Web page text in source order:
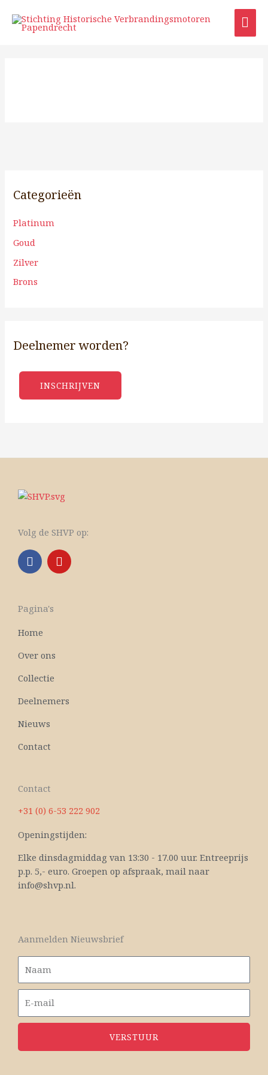
naar
Categorieën
Platinum
Goud
Zilver
Brons
Deelnemer worden?
INSCHRIJVEN
Volg de SHVP op:
F
a
c
b
o
k
Y
o
u
Pagina's
Home
Over ons
Collectie
Deelnemers
Nieuws
Contact
Contact
+31 (0) 6-53 222 902
Openingstijden:
Elke dinsdagmiddag van 13:30 - 17.00 uur. Entreeprijs
p.p. 5,- euro. Groepen op afspraak, mail naar
info@shvp.nl.
Aanmelden Nieuwsbrief
VERSTUUR